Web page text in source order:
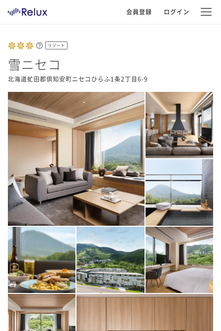
会員登録 ログイン
リゾート
雪ニセコ
北海道虻田郡倶知安町ニセコひらふ1条2丁目6-9